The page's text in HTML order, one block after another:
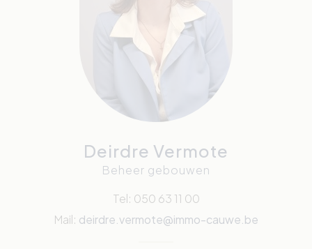
Deirdre Vermote
Beheer gebouwen
Tel: 050 63 11 00
Mail: deirdre.vermote@immo-cauwe.be